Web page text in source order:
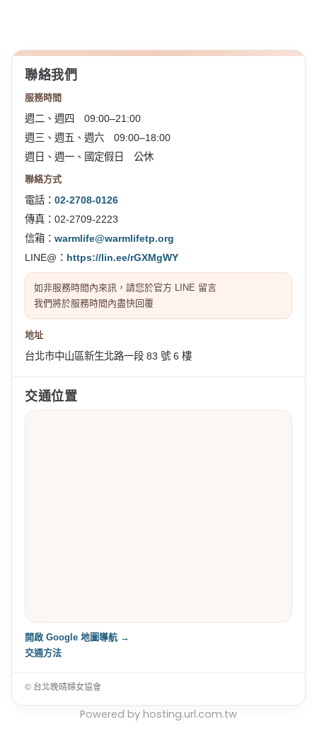
聯絡我們
服務時間
週二、週四 09:00–21:00
週三、週五、週六 09:00–18:00
週日、週一、國定假日 公休
聯絡方式
電話： 02-2708-0126
傳真：02-2709-2223
信箱： warmlife@warmlifetp.org
LINE@： https://lin.ee/rGXMgWY
如非服務時間內來訊，請您於官方 LINE 留言
我們將於服務時間內盡快回覆
地址
台北市中山區新生北路一段 83 號 6 樓
交通位置
開啟 Google 地圖導航 →
交通方法
© 台北晚晴婦女協會
Powered by hosting.url.com.tw